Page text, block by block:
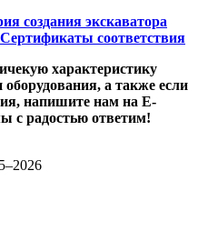
создания экскаватора
Сертификаты соответствия
характеристику
а также если
напишите нам на E-
с радостью ответим!